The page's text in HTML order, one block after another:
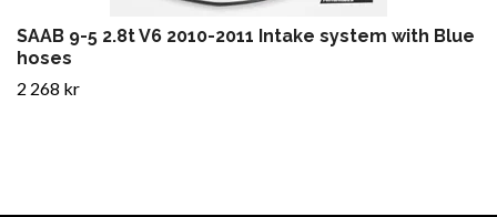
SAAB 9-5 2.8t V6 2010-2011 Intake system with Blue
hoses
2 268 kr